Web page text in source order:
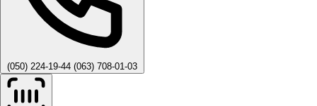
(050) 224-19-44 (063) 708-01-03